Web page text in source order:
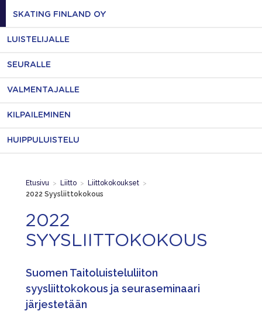
SKATING FINLAND OY
LUISTELIJALLE
SEURALLE
VALMENTAJALLE
KILPAILEMINEN
HUIPPULUISTELU
Etusivu > Liitto > Liittokokoukset >
2022 Syysliittokokous
2022
SYYSLIITTOKOKOUS
Suomen Taitoluisteluliiton
syysliittokokous ja seuraseminaari
järjestetään